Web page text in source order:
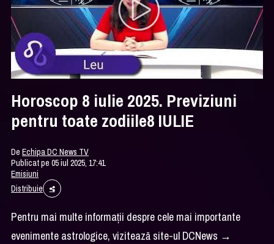
Horoscop 8 iulie 2025. Previziuni
pentru toate zodiile8 IULIE
DeEchipa DC News TV
Publicat pe 05 iul 2025, 17:41
Emisiuni
Distribuie
Pentru mai multe informații despre cele mai importante
evenimente astrologice, vizitează site-ul DCNews →